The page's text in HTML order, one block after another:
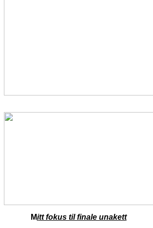
Mitt fokus til finale unakett